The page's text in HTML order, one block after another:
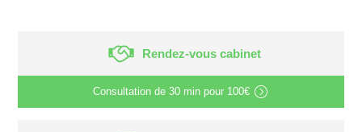
Rendez-vous cabinet
Consultation de 30 min pour 100€